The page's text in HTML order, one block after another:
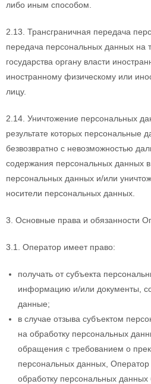
либо иным способом.
2.13. Трансграничная передача
передача персональных данных на
государства органу власти
иностранному физическому или
лицу.
2.14. Уничтожение персональных
результате которых персональные
безвозвратно с невозможностью
содержания персональных данных
персональных данных и/или
носители персональных данных.
3. Основные права и обязанности
3.1. Оператор имеет право:
получать от субъекта
информацию и/или документы,
данные;
в случае отзыва субъектом
на обработку персональных
обращения с требованием о
персональных данных,
обработку персональных данных